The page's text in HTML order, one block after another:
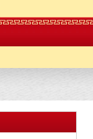
MỆNH LÀ: